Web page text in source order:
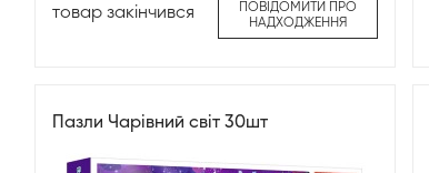
товар закінчився
ПОВІДОМИТИ ПРО
НАДХОДЖЕННЯ
Пазли Чарівний світ 30шт